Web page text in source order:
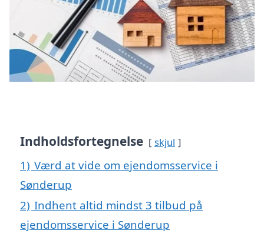
Indholdsfortegnelse skjul
1) Værd at vide om ejendomsservice i
Sønderup
2) Indhent altid mindst 3 tilbud på
ejendomsservice i Sønderup